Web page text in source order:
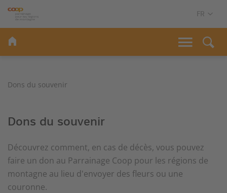
Dons du souvenir
Dons du souvenir
Découvrez comment, en cas de décès, vous pouvez
faire un don au Parrainage Coop pour les régions de
montagne au lieu d'envoyer des fleurs ou une
couronne.